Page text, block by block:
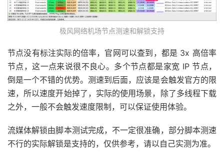
极风网络机场节点测速和解锁支持
节点没有标注实际的倍率，官网可以查到，都是 3x 高倍率
节点，这一点来说很不良心。多个节点都是家宽 IP 节点，
倒是一个不错的优势。测速到后面，应该是会触发官方的限
速，所以速度开始掉了，实际的使用场景，除了多线程下载
之外，一般不会触发速度限制，可以保证使用体验。
流媒体解锁由脚本测试完成，不一定很准确，部分脚本测速
不行的实际解锁是支持的，仅供参考，请以自己实测为准。